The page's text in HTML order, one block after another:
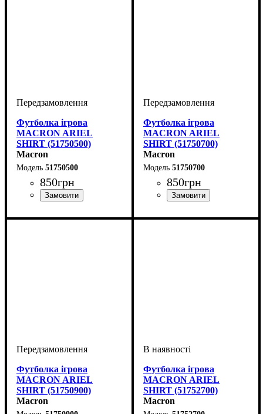
Футболка ігрова
MACRON ARIEL
SHIRT (51750500)
Macron
51750500
850грн
Футболка ігрова
MACRON ARIEL
SHIRT (51750700)
Macron
51750700
850грн
Футболка ігрова
MACRON ARIEL
SHIRT (51750900)
Macron
Футболка ігрова
MACRON ARIEL
SHIRT (51752700)
Macron